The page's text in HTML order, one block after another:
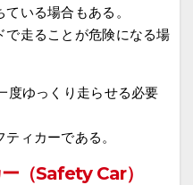
いる場合もある。
走ることが危険になる場
度ゆっくり走らせる必要
ィカーである。
（Safety Car）